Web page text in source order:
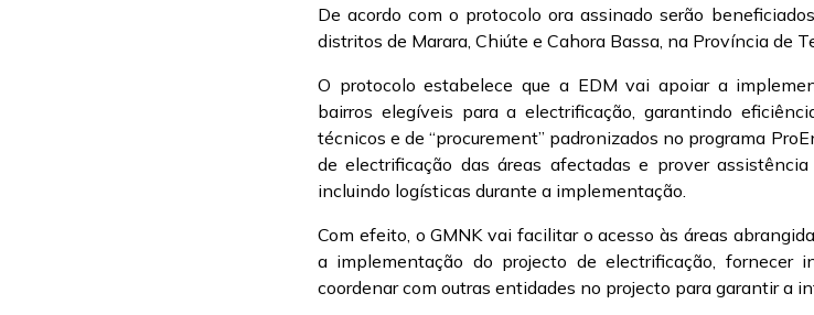
De acordo com o protocolo ora assinado serão
distritos de Marara, Chiúte e Cahora Bassa, na Província de
O protocolo estabelece que a EDM vai apoiar a
bairros elegíveis para a electrificação, garantindo
técnicos e de “procurement” padronizados no programa
de electrificação das áreas afectadas e prover
incluindo logísticas durante a implementação.
Com efeito, o GMNK vai facilitar o acesso às áreas
a implementação do projecto de electrificação, fornecer
coordenar com outras entidades no projecto para garantir a